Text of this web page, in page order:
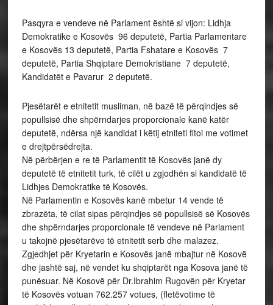
Pasqyra e vendeve në Parlament është si vijon: Lidhja
Demokratike e Kosovës 96 deputetë, Partia Parlamentare
e Kosovës 13 deputetë, Partia Fshatare e Kosovës 7
deputetë, Partia Shqiptare Demokristiane 7 deputetë,
Kandidatët e Pavarur 2 deputetë.
Pjesëtarët e etnitetit musliman, në bazë të përqindjes së
popullsisë dhe shpërndarjes proporcionale kanë katër
deputetë, ndërsa një kandidat i këtij etniteti fitoi me votimet
e drejtpërsëdrejta.
Në përbërjen e re të Parlamentit të Kosovës janë dy
deputetë të etnitetit turk, të cilët u zgjodhën si kandidatë të
Lidhjes Demokratike të Kosovës.
Në Parlamentin e Kosovës kanë mbetur 14 vende të
zbrazëta, të cilat sipas përqindjes së popullsisë së Kosovës
dhe shpërndarjes proporcionale të vendeve në Parlament
u takojnë pjesëtarëve të etnitetit serb dhe malazez.
Zgjedhjet për Kryetarin e Kosovës janë mbajtur në Kosovë
dhe jashtë saj, në vendet ku shqiptarët nga Kosova janë të
punësuar. Në Kosovë për Dr.Ibrahim Rugovën për Kryetar
të Kosovës votuan 762.257 votues, (fletëvotime të